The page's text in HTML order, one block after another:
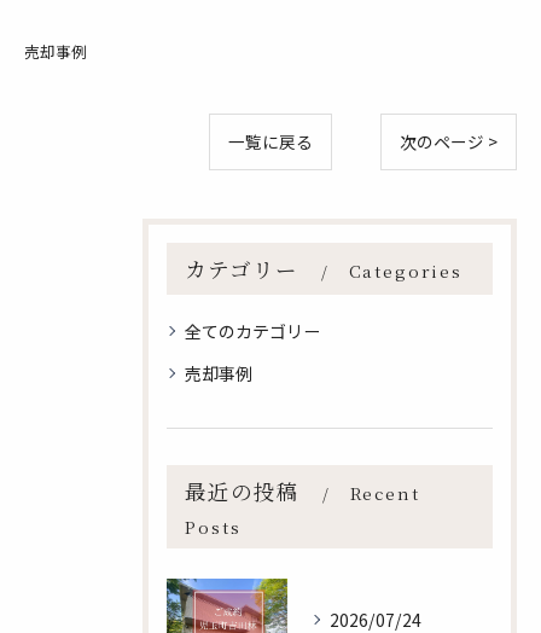
売却事例
一覧に戻る 次のページ >
カテゴリー Categories
全てのカテゴリー
売却事例
最近の投稿
Recent
Posts
2026/07/24